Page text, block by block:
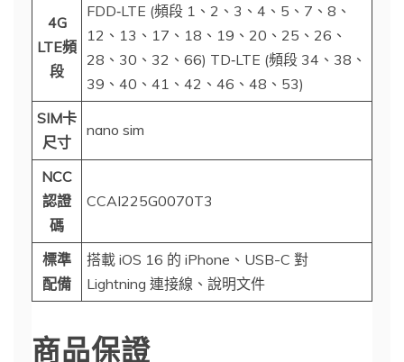
4G
LTE頻
段
FDD‑LTE (頻段 1、2、3、4、5、7、8、
12、13、17、18、19、20、25、26、
28、30、32、66) TD‑LTE (頻段 34、38、
39、40、41、42、46、48、53)
SIM卡
尺寸
nano sim
NCC
認證
碼
CCAI225G0070T3
標準
配備
搭載 iOS 16 的 iPhone、USB-C 對
Lightning 連接線、說明文件
商品保證